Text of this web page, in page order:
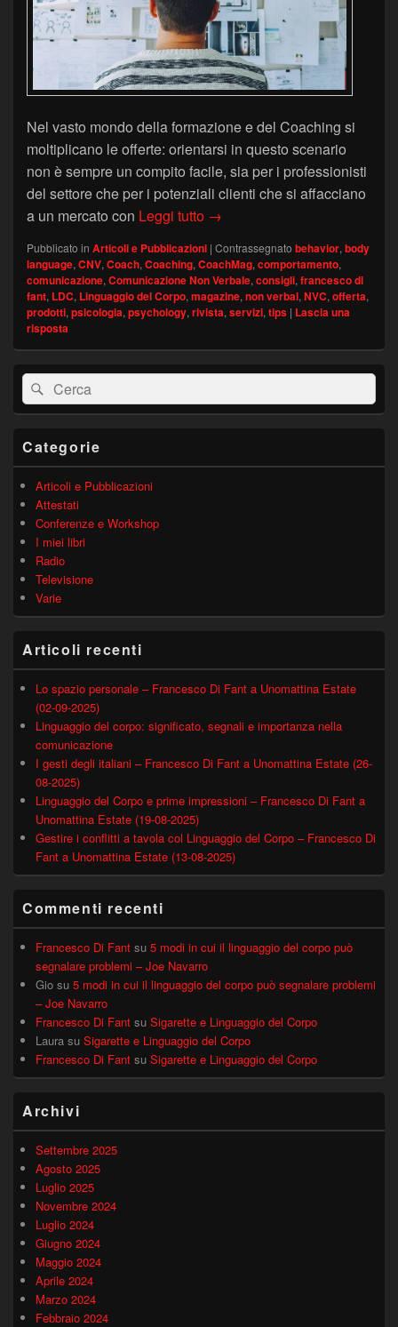
Nel vasto mondo della formazione e del Coaching si
moltiplicano le offerte: orientarsi in questo scenario
non è sempre un compito facile, sia per i professionisti
del settore che per i potenziali clienti che si affacciano
a un mercato con Leggi tutto Linguaggio del Corpo:
→
Pubblicato in Articoli e Pubblicazioni | Contrassegnato behavior, body
language, CNV, Coach, Coaching, CoachMag, comportamento,
comunicazione, Comunicazione Non Verbale, consigli, francesco di
fant, LDC, Linguaggio del Corpo, magazine, non verbal, NVC, offerta,
prodotti, psicologia, psychology, rivista, servizi, tips | Lascia una
risposta
Area
widget
barra
Cerca:Cerca
Categorie
Articoli e Pubblicazioni
Attestati
Conferenze e Workshop
I miei libri
Radio
Televisione
Varie
Articoli recenti
Lo spazio personale – Francesco Di Fant a Unomattina Estate
(02-09-2025)
Linguaggio del corpo: significato, segnali e importanza nella
comunicazione
I gesti degli italiani – Francesco Di Fant a Unomattina Estate (26-
08-2025)
Linguaggio del Corpo e prime impressioni – Francesco Di Fant a
Unomattina Estate (19-08-2025)
Gestire i conflitti a tavola col Linguaggio del Corpo – Francesco Di
Fant a Unomattina Estate (13-08-2025)
Commenti recenti
Francesco Di Fant su 5 modi in cui il linguaggio del corpo può
segnalare problemi – Joe Navarro
Gio su 5 modi in cui il linguaggio del corpo può segnalare problemi
– Joe Navarro
Francesco Di Fant su Sigarette e Linguaggio del Corpo
Laura su Sigarette e Linguaggio del Corpo
Francesco Di Fant su Sigarette e Linguaggio del Corpo
Archivi
Settembre 2025
Agosto 2025
Luglio 2025
Novembre 2024
Luglio 2024
Giugno 2024
Maggio 2024
Aprile 2024
Marzo 2024
Febbraio 2024